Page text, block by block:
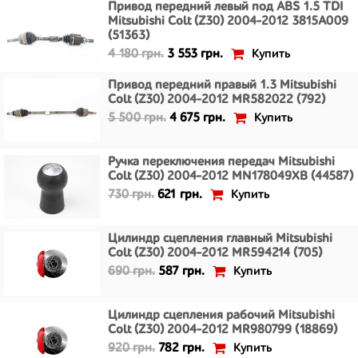
Привод передний левый под ABS 1.5 TDI
Mitsubishi Colt (Z30) 2004-2012 3815A009
(51363)
4 180 грн. 3 553 грн. Купить
Привод передний правый 1.3 Mitsubishi
Colt (Z30) 2004-2012 MR582022 (792)
5 500 грн. 4 675 грн. Купить
Ручка переключения передач Mitsubishi
Colt (Z30) 2004-2012 MN178049XB (44587)
730 грн. 621 грн. Купить
Цилиндр сцепления главный Mitsubishi
Colt (Z30) 2004-2012 MR594214 (705)
690 грн. 587 грн. Купить
Цилиндр сцепления рабочий Mitsubishi
Colt (Z30) 2004-2012 MR980799 (18869)
920 грн. 782 грн. Купить